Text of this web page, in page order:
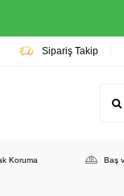
Sipariş Takip
Koruma Baş